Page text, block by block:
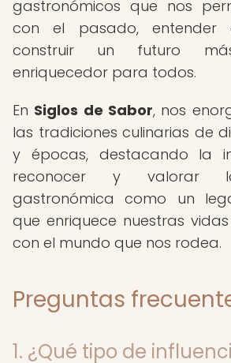
gastronómicos que nos
con el pasado, entender
construir un futuro
enriquecedor para todos.
En Siglos de Sabor, nos
las tradiciones culinarias de
y épocas, destacando la
reconocer y valorar
gastronómica como un
que enriquece nuestras
con el mundo que nos rodea.
Preguntas
1. ¿Qué tipo de